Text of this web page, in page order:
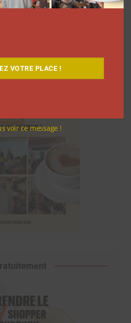
VOTRE PLACE !
voir ce message !